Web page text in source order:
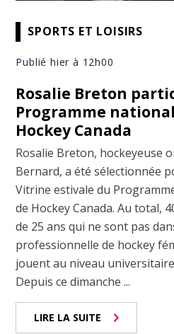
SPORTS ET LOISIRS
Publié hier à 12h00
Rosalie Breton
Programme
Hockey Canada
Rosalie Breton, hockeyeuse
Bernard, a été sélectionnée
Vitrine estivale du
de Hockey Canada. Au total,
de 25 ans qui ne sont pas
professionnelle de hockey
jouent au niveau
Depuis ce dimanche ...
LIRE LA SUITE